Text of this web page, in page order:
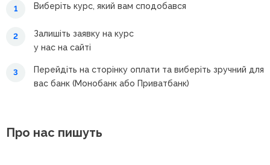
1 Виберіть курс, який вам сподобався
2
Залишіть заявку на курс
у нас на сайті
3
Перейдіть на сторінку оплати та виберіть зручний для
вас банк (Монобанк або Приватбанк)
Про нас пишуть